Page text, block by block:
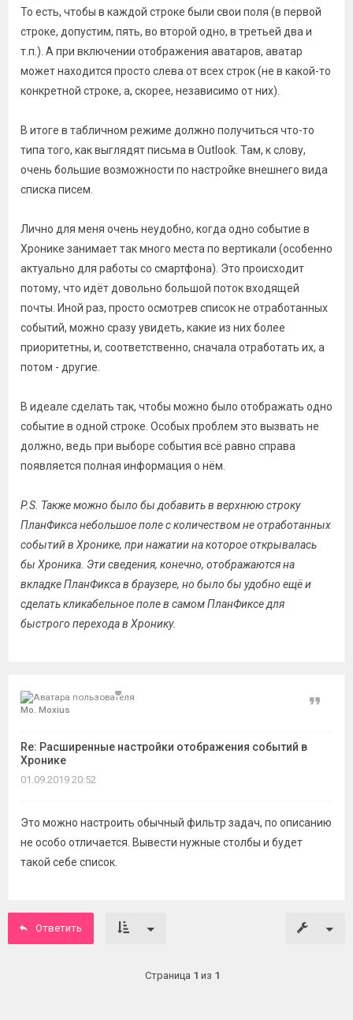
То есть, чтобы в каждой строке были свои поля (в первой
строке, допустим, пять, во второй одно, в третьей два и
т.п.). А при включении отображения аватаров, аватар
может находится просто слева от всех строк (не в какой-то
конкретной строке, а, скорее, независимо от них).
В итоге в табличном режиме должно получиться что-то
типа того, как выглядят письма в Outlook. Там, к слову,
очень большие возможности по настройке внешнего вида
списка писем.
Лично для меня очень неудобно, когда одно событие в
Хронике занимает так много места по вертикали (особенно
актуально для работы со смартфона). Это происходит
потому, что идёт довольно большой поток входящей
почты. Иной раз, просто осмотрев список не отработанных
событий, можно сразу увидеть, какие из них более
приоритетны, и, соответственно, сначала отработать их, а
потом - другие.
В идеале сделать так, чтобы можно было отображать одно
событие в одной строке. Особых проблем это вызвать не
должно, ведь при выборе события всё равно справа
появляется полная информация о нём.
P.S. Также можно было бы добавить в верхнюю строку
ПланФикса небольшое поле с количеством не отработанных
событий в Хронике, при нажатии на которое открывалась
бы Хроника. Эти сведения, конечно, отображаются на
вкладке ПланФикса в браузере, но было бы удобно ещё и
сделать кликабельное поле в самом ПланФиксе для
быстрого перехода в Хронику.
Mo. Moxius
Re: Расширенные настройки отображения событий в
Хронике
Цитата
01.09.2019 20:52
Это можно настроить обычный фильтр задач, по описанию
не особо отличается. Вывести нужные столбы и будет
такой себе список.
Ответить
Страница 1 из 1